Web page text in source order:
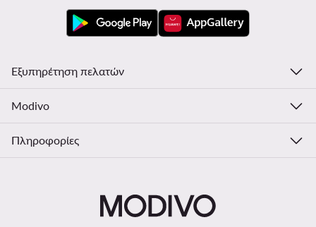
Εξυπηρέτηση πελατών
Modivo
Πληροφορίες